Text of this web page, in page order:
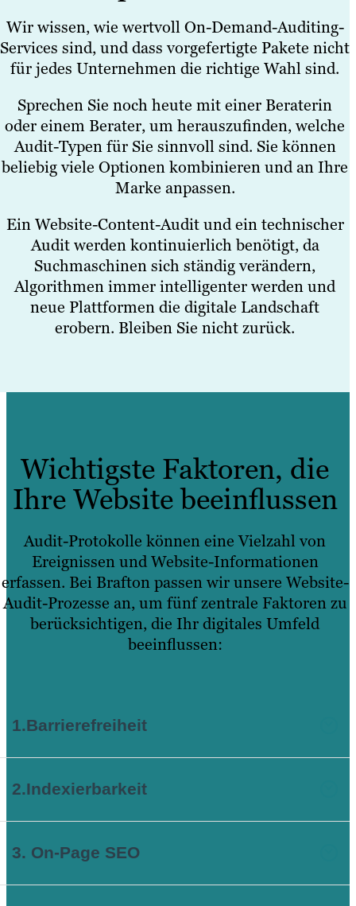
Wir wissen, wie wertvoll On-Demand-Auditing-
Services sind, und dass vorgefertigte Pakete nicht
für jedes Unternehmen die richtige Wahl sind.
Sprechen Sie noch heute mit einer Beraterin
oder einem Berater, um herauszufinden, welche
Audit-Typen für Sie sinnvoll sind. Sie können
beliebig viele Optionen kombinieren und an Ihre
Marke anpassen.
Ein Website-Content-Audit und ein technischer
Audit werden kontinuierlich benötigt, da
Suchmaschinen sich ständig verändern,
Algorithmen immer intelligenter werden und
neue Plattformen die digitale Landschaft
erobern. Bleiben Sie nicht zurück.
Wichtigste Faktoren, die
Ihre Website beeinflussen
Audit-Protokolle können eine Vielzahl von
Ereignissen und Website-Informationen
erfassen. Bei Brafton passen wir unsere Website-
Audit-Prozesse an, um fünf zentrale Faktoren zu
berücksichtigen, die Ihr digitales Umfeld
beeinflussen:
1.Barrierefreiheit
2.Indexierbarkeit
3. On-Page SEO